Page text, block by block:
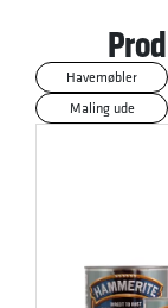
Havemøbler
Maling ude